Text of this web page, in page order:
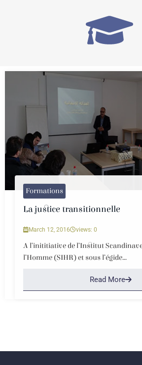
Formations
La justice transitionnelle
March 12, 2016 views: 0
A l’inititiative de l’Institut
l’Homme (SIHR) et sous l’égide...
Read More